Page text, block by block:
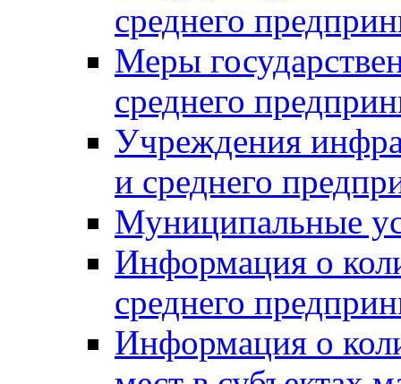
среднего
Меры
среднего
Учреждения
и среднего
Муниципальные
Информация о
среднего
Информация о